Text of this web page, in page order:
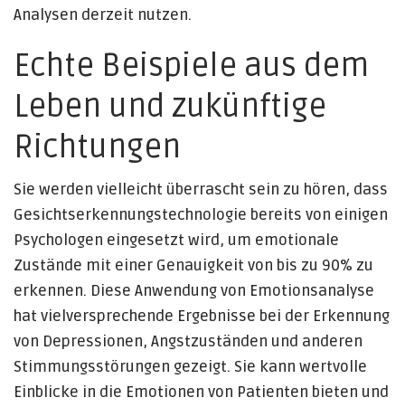
Analysen derzeit nutzen.
Echte Beispiele aus dem
Leben und zukünftige
Richtungen
Sie werden vielleicht überrascht sein zu hören, dass
Gesichtserkennungstechnologie bereits von einigen
Psychologen eingesetzt wird, um emotionale
Zustände mit einer Genauigkeit von bis zu 90% zu
erkennen. Diese Anwendung von Emotionsanalyse
hat vielversprechende Ergebnisse bei der Erkennung
von Depressionen, Angstzuständen und anderen
Stimmungsstörungen gezeigt. Sie kann wertvolle
Einblicke in die Emotionen von Patienten bieten und